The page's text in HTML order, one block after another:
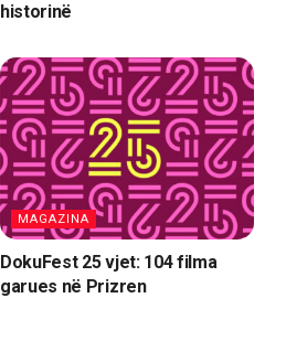
historinë
MAGAZINA
DokuFest 25 vjet: 104 filma
garues në Prizren